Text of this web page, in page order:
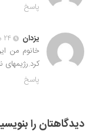
پاسخ
یزدان
۲۴ مهر, ۱۳۹۷ در ۲:۲۱ ب٫ظ
خانوم من
کرد.رژیمهای
پاسخ
دیدگاهتان را